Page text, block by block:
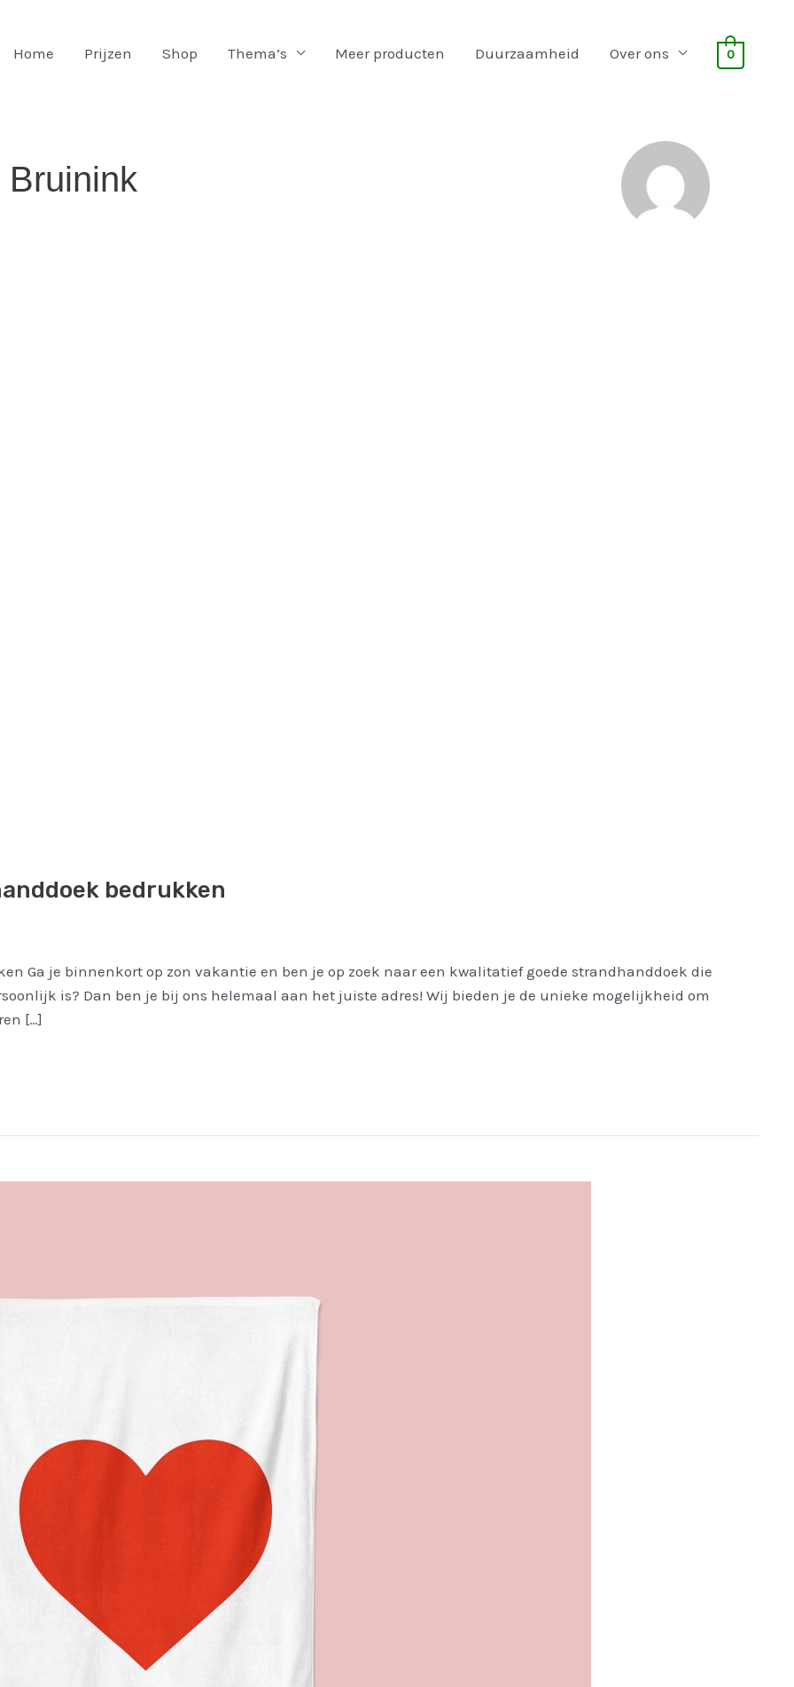
Home Prijzen Shop Thema’s Meer producten Duurzaamheid Over ons 0
Bruinink
bedrukken
Ga je binnenkort op zon vakantie en ben je op zoek naar een kwalitatief goede strandhanddoek die
is? Dan ben je bij ons helemaal aan het juiste adres! Wij bieden je de unieke mogelijkheid om
[…]